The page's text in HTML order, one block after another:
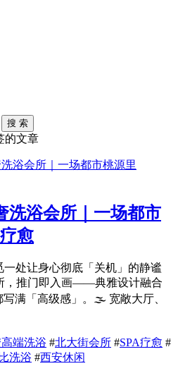
搜 索
的文章
洗浴会所｜一场都市
愈
一处让身心彻底「关机」的静谧
，推门即入画——典雅设计融合
满「高级感」。🌫️ 宽敞大厅、
端洗浴 #北大街会所 #SPA疗愈 #
洗浴 #西安休闲